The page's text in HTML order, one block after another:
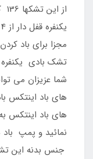
مجزا برای باد
تشک بادی یکنفره
شما عزیزان می
های باد اینتکس
های باد اینتکس
نمائید و پمپ باد